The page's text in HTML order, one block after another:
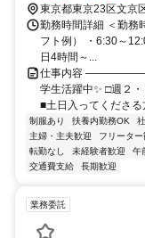
東京都東京23区文京
勤務時間詳細 ＜勤務
フト例） ・6:30～
日4時間～...
仕事内容 ――――――
学生活躍中✨ □週２
■土日入ってくださ
制服あり 扶養内勤務OK
主婦・主夫歓迎
フリーター
転勤なし
未経験者歓迎 午
交通費支給
長期歓迎
業務委託